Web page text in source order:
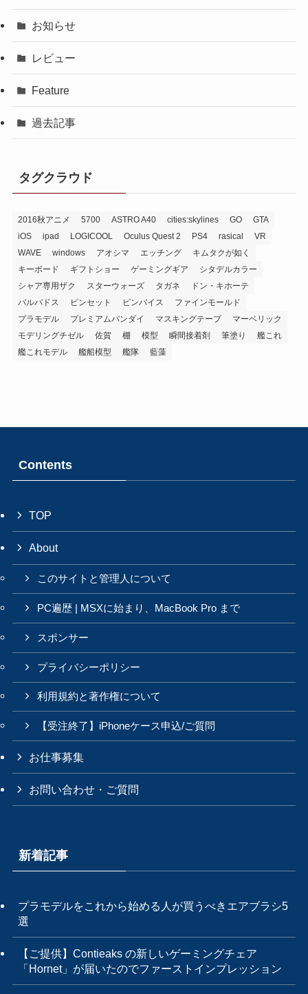
お知らせ
レビュー
Feature
過去記事
タグクラウド
2016秋アニメ 5700 ASTRO A40 cities:skylines GO
GTA
iOS
ipad LOGICOOL Oculus Quest 2 PS4 rasical
VR
WAVE
windows アオシマ エッチング
キムタクが如く
キーボード
ギフトショー ゲーミングギア
シタデルカラー
シャア専用ザク
スターウォーズ タガネ
ドン・キホーテ
バルバドス
ピンセット ピンバイス
ファインモールド
プラモデル
プレミアムバンダイ マスキングテープ
マーベリック
モデリングチゼル
佐賀 棚 模型 瞬間接着剤 筆塗り
艦これ
艦これモデル
艦船模型 艦隊 藍藻
Contents
TOP
About
このサイトと管理人について
PC遍歴 | MSXに始まり、MacBook Pro まで
スポンサー
プライバシーポリシー
利用規約と著作権について
【受注終了】iPhoneケース申込/ご質問
お仕事募集
お問い合わせ・ご質問
新着記事
プラモデルをこれから始める人が買うべきエアブラシ5
選
【ご提供】Contieaks の新しいゲーミングチェア
「Hornet」が届いたのでファーストインプレッション